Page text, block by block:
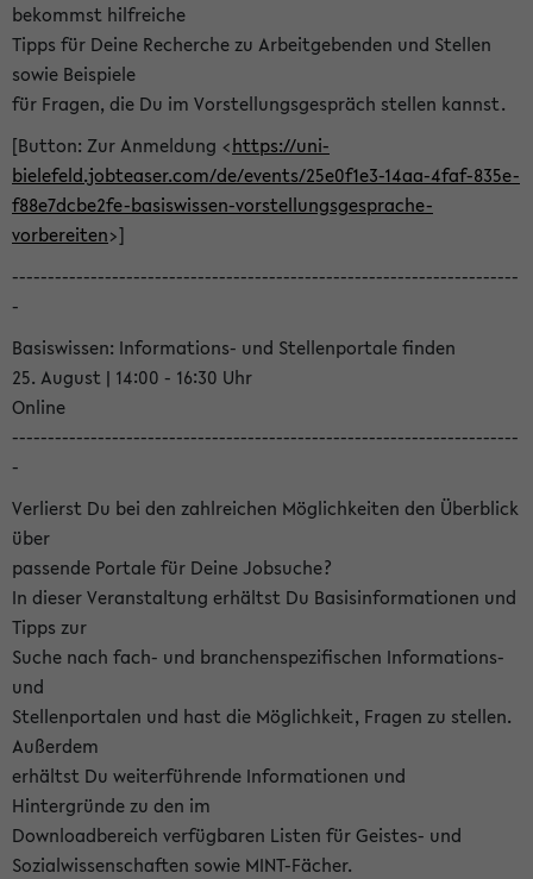
bekommst hilfreiche
Tipps für Deine Recherche zu Arbeitgebenden und Stellen
sowie Beispiele
für Fragen, die Du im Vorstellungsgespräch stellen kannst.
[Button: Zur Anmeldung <https://uni-
bielefeld.jobteaser.com/de/events/25e0f1e3-14aa-4faf-835e-
f88e7dcbe2fe-basiswissen-vorstellungsgesprache-
vorbereiten>]
-----------------------------------------------------------------------
-
Basiswissen: Informations- und Stellenportale finden
25. August | 14:00 - 16:30 Uhr
Online
-----------------------------------------------------------------------
-
Verlierst Du bei den zahlreichen Möglichkeiten den Überblick
über
passende Portale für Deine Jobsuche?
In dieser Veranstaltung erhältst Du Basisinformationen und
Tipps zur
Suche nach fach- und branchenspezifischen Informations-
und
Stellenportalen und hast die Möglichkeit, Fragen zu stellen.
Außerdem
erhältst Du weiterführende Informationen und
Hintergründe zu den im
Downloadbereich verfügbaren Listen für Geistes- und
Sozialwissenschaften sowie MINT-Fächer.